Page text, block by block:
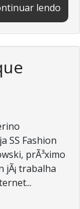
lendo
SS Fashion
prÃ³ximo
jÃ¡ trabalha